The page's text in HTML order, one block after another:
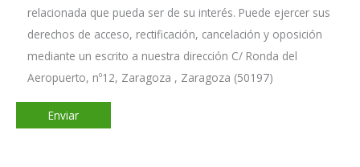
relacionada que pueda ser de su interés. Puede ejercer sus
derechos de acceso, rectificación, cancelación y oposición
mediante un escrito a nuestra dirección C/ Ronda del
Aeropuerto, nº12, Zaragoza , Zaragoza (50197)